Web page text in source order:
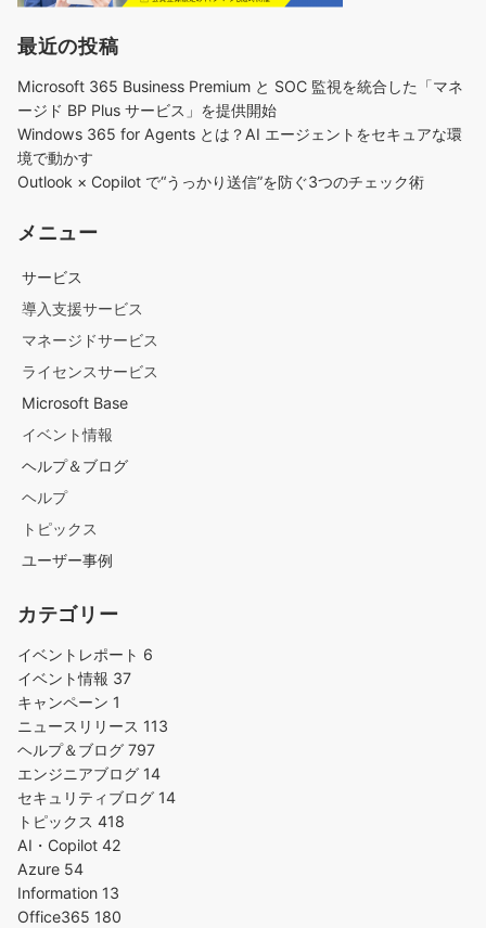
最近の投稿
Microsoft 365 Business Premium と SOC 監視を統合した「マネ
ージド BP Plus サービス」を提供開始
Windows 365 for Agents とは？AI エージェントをセキュアな環
境で動かす
Outlook × Copilot で“うっかり送信”を防ぐ3つのチェック術​
メニュー
サービス
導入支援サービス
マネージドサービス
ライセンスサービス
Microsoft Base
イベント情報
ヘルプ＆ブログ
ヘルプ
トピックス
ユーザー事例
カテゴリー
イベントレポート 6
イベント情報 37
キャンペーン 1
ニュースリリース 113
ヘルプ＆ブログ 797
エンジニアブログ 14
セキュリティブログ 14
トピックス 418
AI・Copilot 42
Azure 54
Information 13
Office365 180